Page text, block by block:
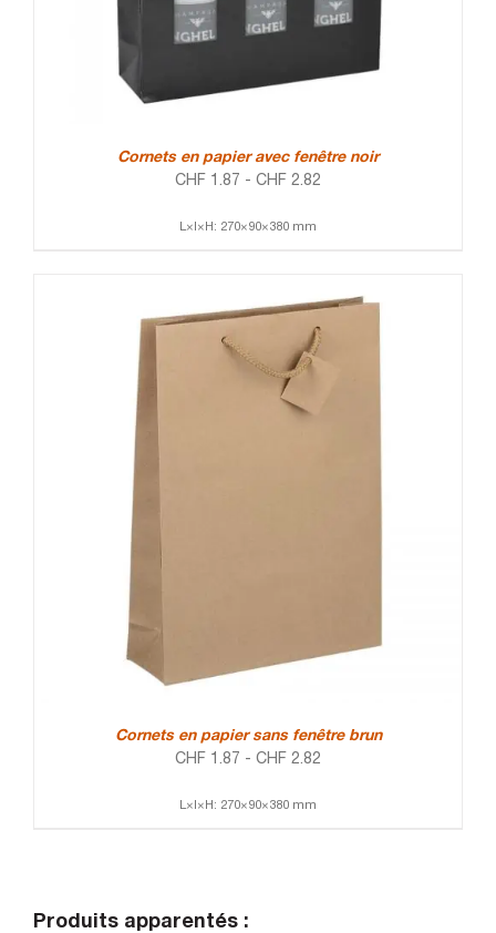
Cornets en papier avec fenêtre noir
CHF 1.87 - CHF 2.82
L×l×H: 270×90×380 mm
Cornets en papier sans fenêtre brun
CHF 1.87 - CHF 2.82
L×l×H: 270×90×380 mm
Produits apparentés :